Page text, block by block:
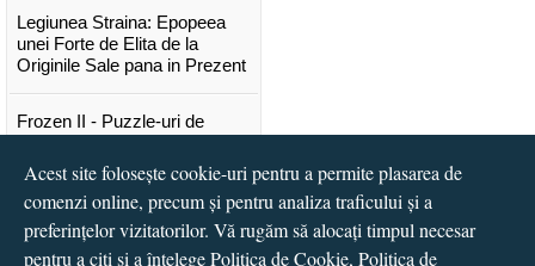
Legiunea Straina: Epopeea
unei Forte de Elita de la
Originile Sale pana in Prezent
Frozen II - Puzzle-uri de
Lansare "Portocalele verzi" de
Vitali Cipileaga
Acest site folosește cookie-uri pentru a permite plasarea de
comenzi online, precum și pentru analiza traficului și a
preferințelor vizitatorilor. Vă rugăm să alocați timpul necesar
pentru a citi și a înțelegePolitica de Cookie, Politica de